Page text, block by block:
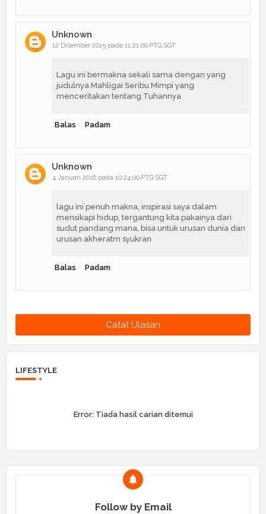
Unknown
12 Disember 2015 pada 11:21:00 PTG SGT
Lagu ini bermakna sekali sama dengan yang
judulnya Mahligai Seribu Mimpi yang
menceritakan tentang Tuhannya
Balas Padam
Unknown
4 Januari 2016 pada 10:24:00 PTG SGT
lagu ini penuh makna, inspirasi saya dalam
mensikapi hidup, tergantung kita pakainya dari
sudut pandang mana, bisa untuk urusan dunia dan
urusan akheratm syukran
Balas Padam
Catat Ulasan
LIFESTYLE
Error:Tiada hasil carian ditemui
Follow by Email